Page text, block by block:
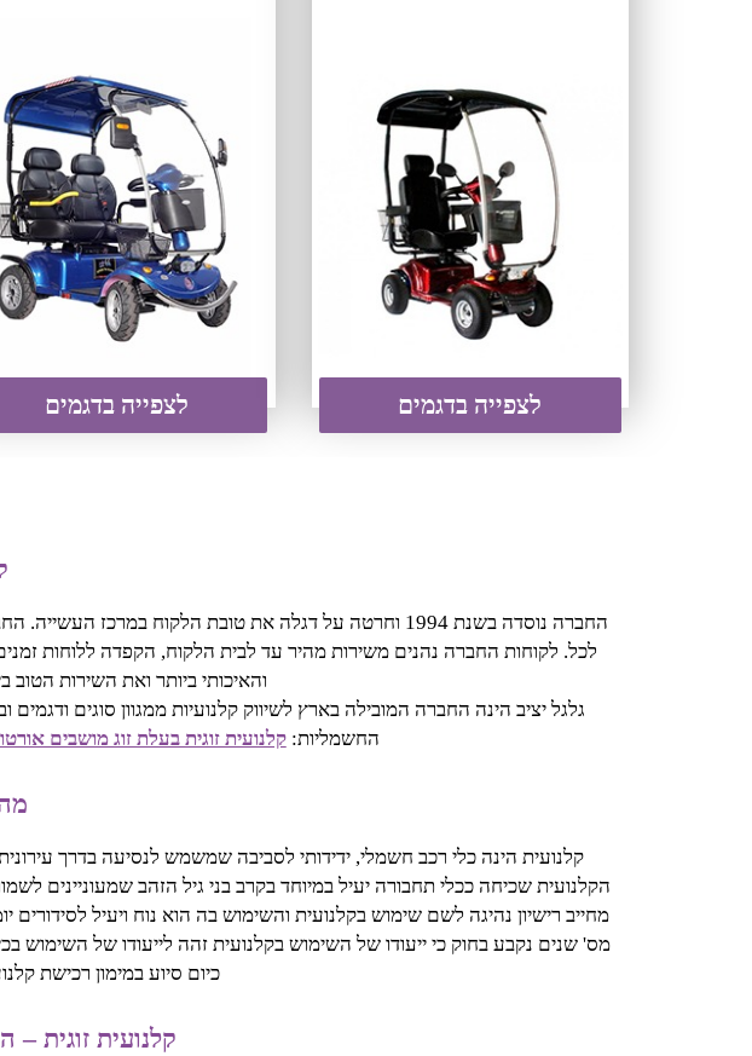
לצפייה בדגמים לצפייה בדגמים
החברה נוסדה בשנת 1994 וחרטה על דגלה את טובת הלקוח
לכל. לקוחות החברה נהנים משירות מהיר עד לבית הלקוח, הקפדה ללוחות
והאיכותי ביותר ואת השירות
גלגל יציב הינה החברה המובילה בארץ לשיווק קלנועיות ממגוון סוגים
החשמליות:קלנועית זוגית בעלת זוג מושבים
קלנועית הינה כלי רכב חשמלי, ידידותי לסביבה שמשמש לנסיעה בדרך
הקלנועית שכיחה ככלי תחבורה יעיל במיוחד בקרב בני גיל הזהב שמעוניינים
מחייב רישיון נהיגה לשם שימוש בקלנועית והשימוש בה הוא נוח ויעיל
מס' שנים נקבע בחוק כי ייעודו של השימוש בקלנועית זהה לייעודו של השימוש
כיום סיוע במימון רכישת
קלנועית זוגית